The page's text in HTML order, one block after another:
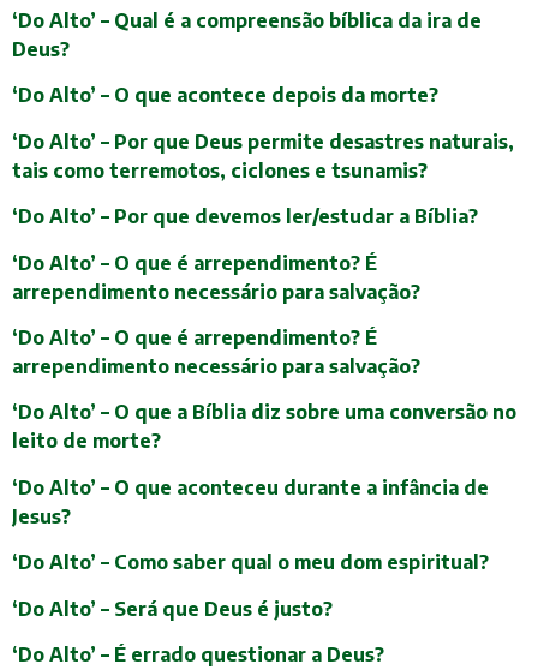
‘Do Alto’ – Qual é a compreensão bíblica da ira de
Deus?
‘Do Alto’ – O que acontece depois da morte?
‘Do Alto’ – Por que Deus permite desastres naturais,
tais como terremotos, ciclones e tsunamis?
‘Do Alto’ – Por que devemos ler/estudar a Bíblia?
‘Do Alto’ – O que é arrependimento? É
arrependimento necessário para salvação?
‘Do Alto’ – O que é arrependimento? É
arrependimento necessário para salvação?
‘Do Alto’ – O que a Bíblia diz sobre uma conversão no
leito de morte?
‘Do Alto’ – O que aconteceu durante a infância de
Jesus?
‘Do Alto’ – Como saber qual o meu dom espiritual?
‘Do Alto’ – Será que Deus é justo?
‘Do Alto’ – É errado questionar a Deus?